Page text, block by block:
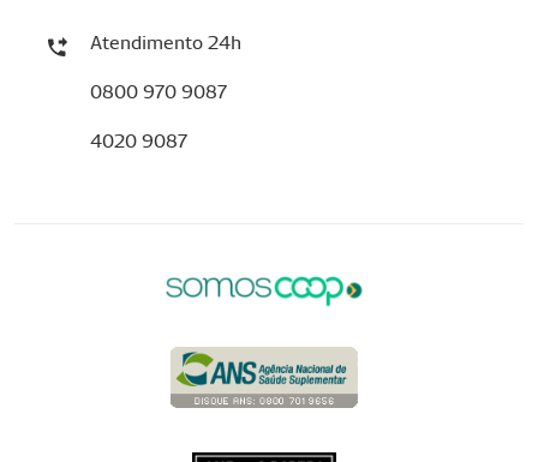
Atendimento 24h
0800 970 9087
4020 9087